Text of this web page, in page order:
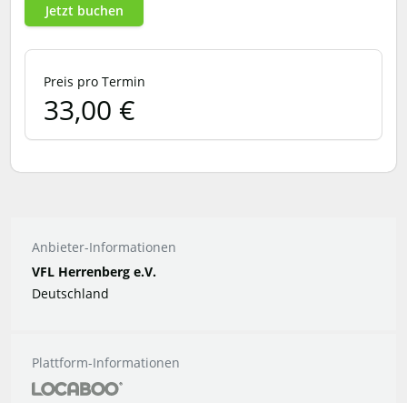
Jetzt buchen
Preis pro Termin
33,00 €
Anbieter-Informationen
VFL Herrenberg e.V.
Deutschland
Plattform-Informationen